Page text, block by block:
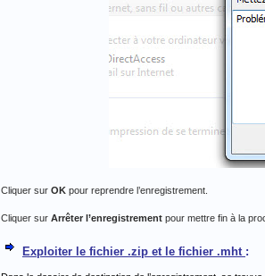
Cliquer sur OK pour reprendre l’enregistrement.
Cliquer sur Arrêter l’enregistrement pour mettre fin à la
Exploiter le fichier .zip et le fichier .mht :